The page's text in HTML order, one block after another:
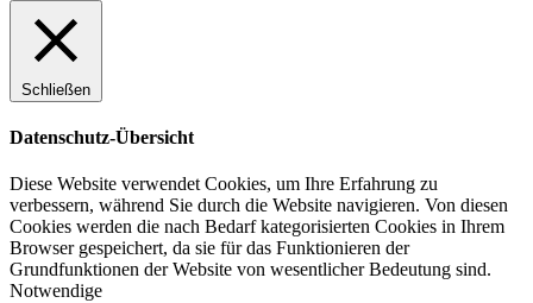
Schließen
Datenschutz-Übersicht
Diese Website verwendet Cookies, um Ihre Erfahrung zu
verbessern, während Sie durch die Website navigieren. Von diesen
Cookies werden die nach Bedarf kategorisierten Cookies in Ihrem
Browser gespeichert, da sie für das Funktionieren der
Grundfunktionen der Website von wesentlicher Bedeutung sind.
Notwendige